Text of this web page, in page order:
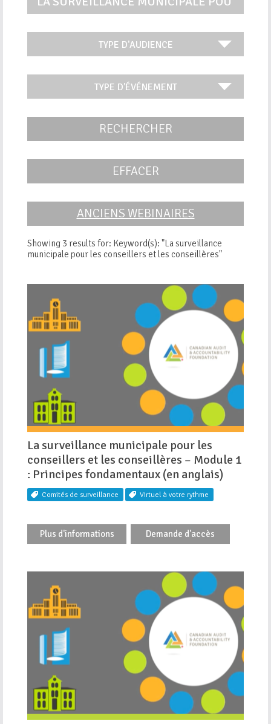
RECHERCHER
EFFACER
ANCIENS WEBINAIRES
Showing 3 results for: Keyword(s): "La surveillance
municipale pour les conseillers et les conseillères"
La surveillance municipale pour les
conseillers et les conseillères – Module 1
: Principes fondamentaux (en anglais)
Comités de surveillance Virtuel à votre rythme
Plus d'informations Demande d'accès